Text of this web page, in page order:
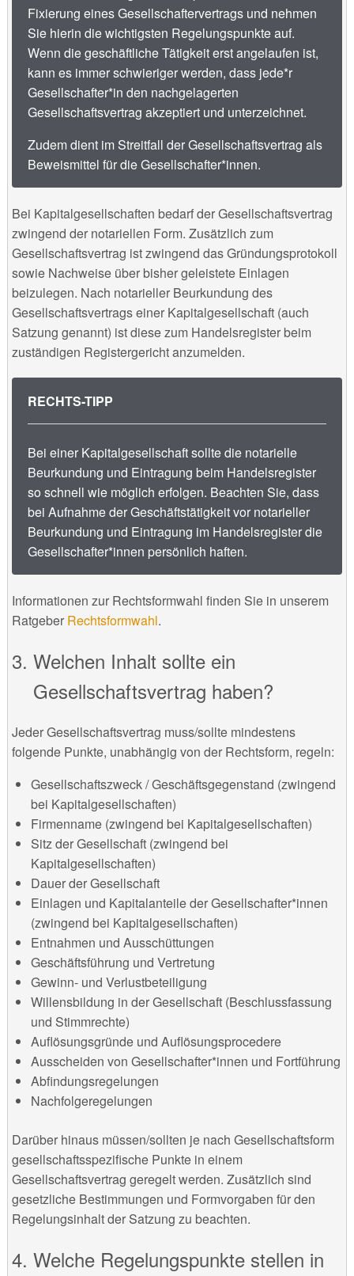
Fixierung eines Gesellschaftervertrags und nehmen
Sie hierin die wichtigsten Regelungspunkte auf.
Wenn die geschäftliche Tätigkeit erst angelaufen ist,
kann es immer schwieriger werden, dass jede*r
Gesellschafter*in den nachgelagerten
Gesellschaftsvertrag akzeptiert und unterzeichnet.
Zudem dient im Streitfall der Gesellschaftsvertrag als
Beweismittel für die Gesellschafter*innen.
Bei Kapitalgesellschaften bedarf der Gesellschaftsvertrag
zwingend der notariellen Form. Zusätzlich zum
Gesellschaftsvertrag ist zwingend das Gründungsprotokoll
sowie Nachweise über bisher geleistete Einlagen
beizulegen. Nach notarieller Beurkundung des
Gesellschaftsvertrags einer Kapitalgesellschaft (auch
Satzung genannt) ist diese zum Handelsregister beim
zuständigen Registergericht anzumelden.
RECHTS-TIPP
Bei einer Kapitalgesellschaft sollte die notarielle
Beurkundung und Eintragung beim Handelsregister
so schnell wie möglich erfolgen. Beachten Sie, dass
bei Aufnahme der Geschäftstätigkeit vor notarieller
Beurkundung und Eintragung im Handelsregister die
Gesellschafter*innen persönlich haften.
Informationen zur Rechtsformwahl finden Sie in unserem
Ratgeber Rechtsformwahl.
Welchen Inhalt sollte ein
Gesellschaftsvertrag haben?
Jeder Gesellschaftsvertrag muss/sollte mindestens
folgende Punkte, unabhängig von der Rechtsform, regeln:
Gesellschaftszweck / Geschäftsgegenstand (zwingend
bei Kapitalgesellschaften)
Firmenname (zwingend bei Kapitalgesellschaften)
Sitz der Gesellschaft (zwingend bei
Kapitalgesellschaften)
Dauer der Gesellschaft
Einlagen und Kapitalanteile der Gesellschafter*innen
(zwingend bei Kapitalgesellschaften)
Entnahmen und Ausschüttungen
Geschäftsführung und Vertretung
Gewinn- und Verlustbeteiligung
Willensbildung in der Gesellschaft (Beschlussfassung
und Stimmrechte)
Auflösungsgründe und Auflösungsprocedere
Ausscheiden von Gesellschafter*innen und Fortführung
Abfindungsregelungen
Nachfolgeregelungen
Darüber hinaus müssen/sollten je nach Gesellschaftsform
gesellschaftsspezifische Punkte in einem
Gesellschaftsvertrag geregelt werden. Zusätzlich sind
gesetzliche Bestimmungen und Formvorgaben für den
Regelungsinhalt der Satzung zu beachten.
Welche Regelungspunkte stellen in